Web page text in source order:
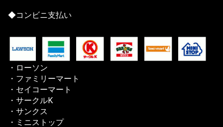
◆コンビニ支払い
・ローソン
・ファミリーマート
・セイコーマート
・サークルK
・サンクス
・ミニストップ